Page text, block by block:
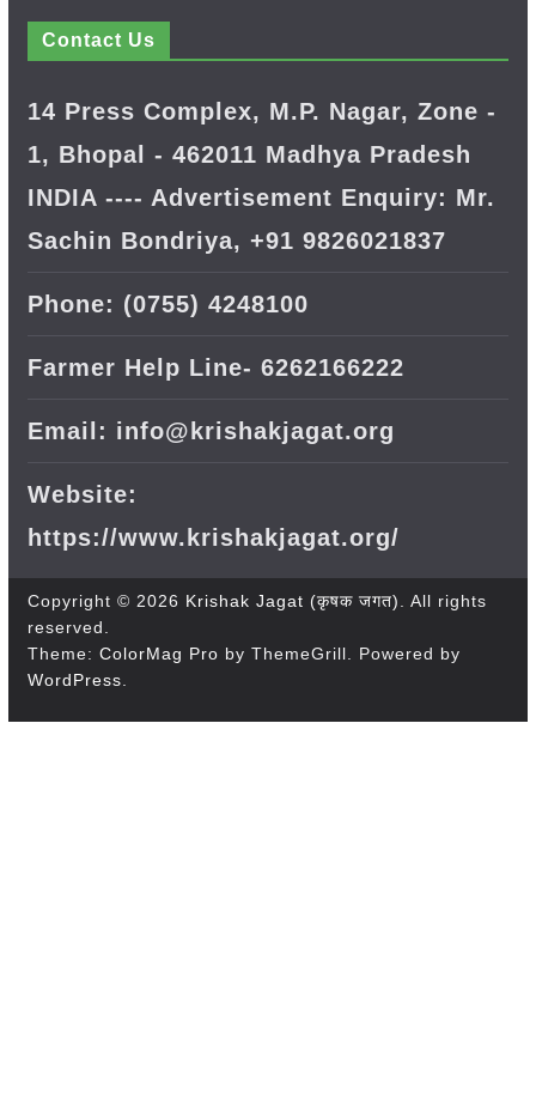
Contact Us
14 Press Complex, M.P. Nagar, Zone -
1, Bhopal - 462011 Madhya Pradesh
INDIA ---- Advertisement Enquiry: Mr.
Sachin Bondriya, +91 9826021837
Phone: (0755) 4248100
Farmer Help Line- 6262166222
Email: info@krishakjagat.org
Website:
https://www.krishakjagat.org/
Copyright © 2026 Krishak Jagat (कृषक जगत)
. All rights
reserved.
Theme: ColorMag Pro by ThemeGrill. Powered by
WordPress